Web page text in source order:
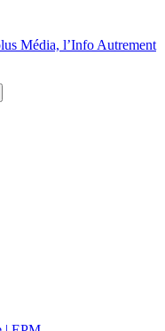
Média, l’Info Autrement